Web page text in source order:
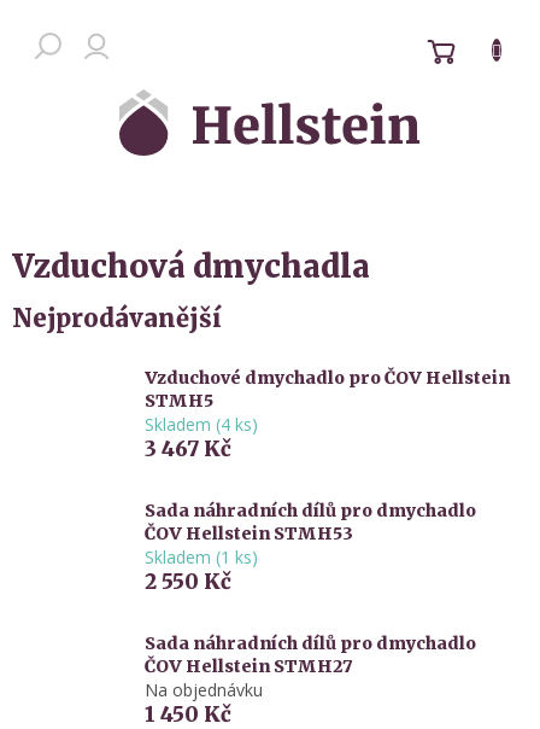
obsah
Vzduchová dmychadla
Nejprodávanější
Vzduchové dmychadlo pro ČOV Hellstein
STMH5
Skladem (4 ks)
3 467 Kč
Sada náhradních dílů pro dmychadlo
ČOV Hellstein STMH53
Skladem (1 ks)
2 550 Kč
Sada náhradních dílů pro dmychadlo
ČOV Hellstein STMH27
Na objednávku
1 450 Kč
Chat zákaznické podpory